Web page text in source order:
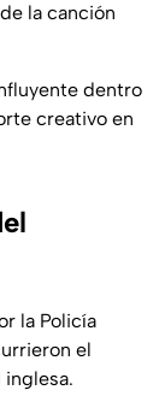
la canción
dentro
creativo en
la Policía
el